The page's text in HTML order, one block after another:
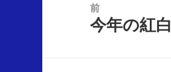
前
今年の紅白